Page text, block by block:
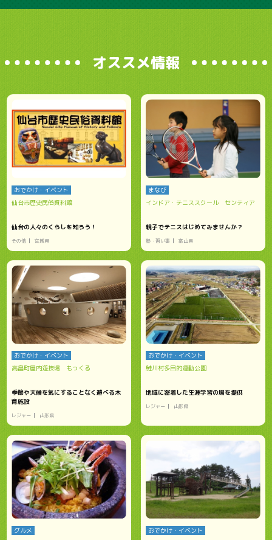
オススメ情報
おでかけ・イベント
仙台市歴史民俗資料館
仙台の人々のくらしを知ろう！
その他 宮城県
まなび
インドア・テニススクール センティア
親子でテニスはじめてみませんか？
塾・習い事 富山県
おでかけ・イベント
高畠町屋内遊技場 もっくる
季節や天候を気にすることなく遊べる木
育施設
レジャー 山形県
おでかけ・イベント
鮭川村多目的運動公園
地域に密着した生涯学習の場を提供
レジャー 山形県
グルメ
おでかけ・イベント